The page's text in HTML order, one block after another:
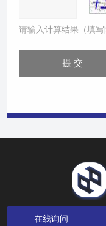
请输入计算结果（填
在线询问